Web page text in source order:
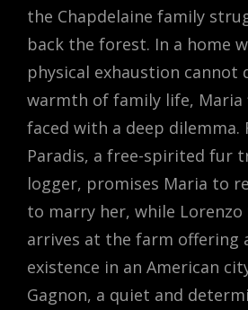
the Chapdelaine family
back the forest. In a home
physical exhaustion cannot
warmth of family life, Maria
faced with a deep dilemma.
Paradis, a free-spirited fur
logger, promises Maria to
to marry her, while
arrives at the farm offering
existence in an American
Gagnon, a quiet and